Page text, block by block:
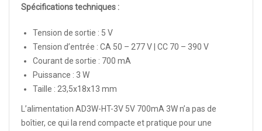
Spécifications techniques :
Tension de sortie : 5 V
Tension d’entrée : CA 50 – 277 V | CC 70 – 390 V
Courant de sortie : 700 mA
Puissance : 3 W
Taille : 23,5x18x13 mm
L’alimentation AD3W-HT-3V 5V 700mA 3W n’a pas de
boîtier, ce qui la rend compacte et pratique pour une